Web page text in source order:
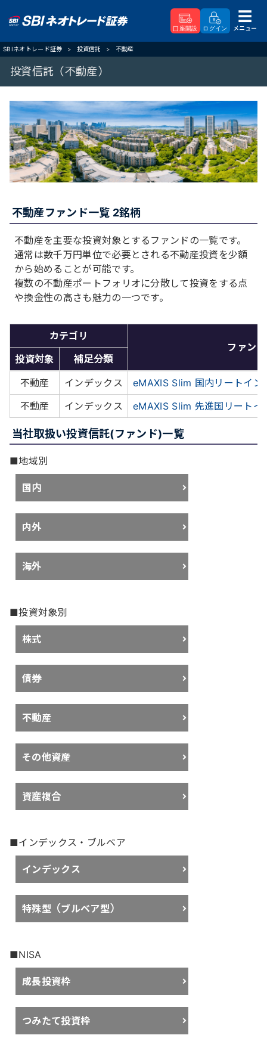
口座開設 ログイン メニュー
SBIネオトレード証券 投資信託 不動産
投資信託（不動産）
不動産ファンド一覧 2銘柄
不動産を主要な投資対象とするファンドの一覧です。
通常は数千万円単位で必要とされる不動産投資を少額
から始めることが可能です。
複数の不動産ポートフォリオに分散して投資をする点
や換金性の高さも魅力の一つです。
カテゴリ
ファン
投資対象
補足分類
不動産
インデックス
eMAXIS Slim 国内リートイン
不動産
インデックス eMAXIS Slim 先進国リートイ
当社取扱い投資信託(ファンド)一覧
■地域別
国内
内外
海外
■投資対象別
株式
債券
不動産
その他資産
資産複合
■インデックス・ブルベア
インデックス
特殊型（ブルベア型）
■NISA
成長投資枠
つみたて投資枠